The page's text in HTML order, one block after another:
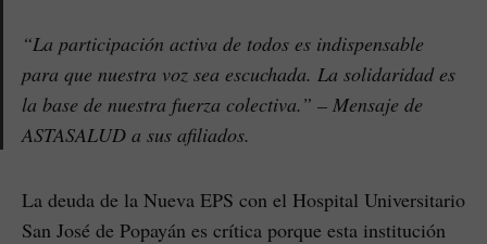
“La participación activa de todos es indispensable
para que nuestra voz sea escuchada. La solidaridad es
la base de nuestra fuerza colectiva.” – Mensaje de
ASTASALUD a sus afiliados.
La deuda de la Nueva EPS con el Hospital Universitario
San José de Popayán es crítica porque esta institución